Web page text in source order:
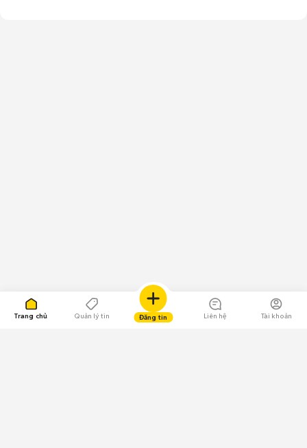
Trang chủ Quản lý tin Đăng tin Liên hệ Tài khoản